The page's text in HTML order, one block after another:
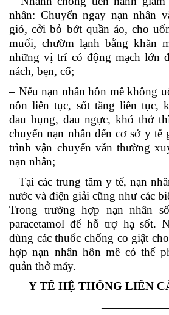
nhân: Chuyển ngay nạn nhân
gió, cởi bỏ bớt quần áo, cho
muối, chườm lạnh bằng khăn
những vị trí có động mạch lớn
nách, bẹn, cổ;
– Nếu nạn nhân hôn mê không
nôn liên tục, sốt tăng liên tục,
đau bụng, đau ngực, khó thở
chuyển nạn nhân đến cơ sở y tế
trình vận chuyển vẫn thường
nạn nhân;
– Tại các trung tâm y tế, nạn
nước và điện giải cũng như các
Trong trường hợp nạn nhân
paracetamol để hỗ trợ hạ sốt.
dùng các thuốc chống co giật
hợp nạn nhân hôn mê có thể
quản thở máy.
Y TẾ HỆ THỐNG LIÊN